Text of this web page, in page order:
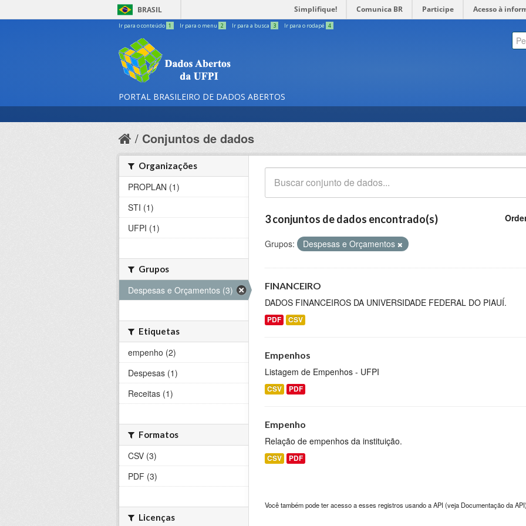
BRASIL Simplifique! Comunica BR Participe Acesso à
Ir para o conteúdo 1 Ir para o menu 2 Ir para a busca 3 Ir para o rodapé 4
PORTAL BRASILEIRO DE DADOS ABERTOS
Conjuntos de dados
3 conjuntos de dados encontrado(s)
Grupos: Despesas e Orçamentos
FINANCEIRO
DADOS FINANCEIROS DA UNIVERSIDADE FEDERAL DO PIAUÍ.
PDF CSV
Empenhos
Listagem de Empenhos - UFPI
CSV PDF
Empenho
Relação de empenhos da instituição.
CSV PDF
Você também pode ter acesso a esses registros usando aAPI(veja Documentação da API
Organizações
PROPLAN (1)
STI (1)
UFPI (1)
Grupos
Despesas e Orçamentos (3)
Etiquetas
empenho (2)
Despesas (1)
Receitas (1)
Formatos
CSV (3)
PDF (3)
Licenças